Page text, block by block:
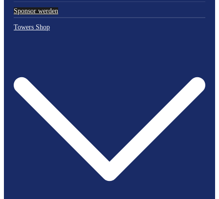
Sponsor werden
Towers Shop